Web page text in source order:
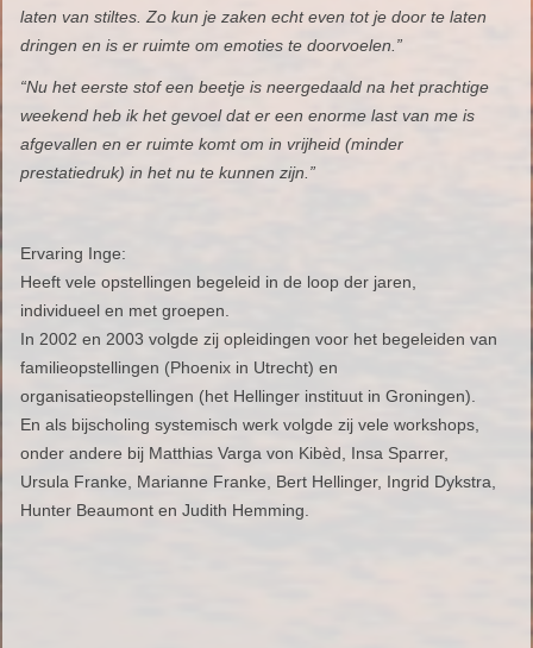
laten van stiltes. Zo kun je zaken echt even tot je door te laten
dringen en is er ruimte om emoties te doorvoelen.”
“Nu het eerste stof een beetje is neergedaald na het prachtige
weekend heb ik het gevoel dat er een enorme last van me is
afgevallen en er ruimte komt om in vrijheid (minder
prestatiedruk) in het nu te kunnen zijn.”
Ervaring Inge:
Heeft vele opstellingen begeleid in de loop der jaren,
individueel en met groepen.
In 2002 en 2003 volgde zij opleidingen voor het begeleiden van
familieopstellingen (Phoenix in Utrecht) en
organisatieopstellingen (het Hellinger instituut in Groningen).
En als bijscholing systemisch werk volgde zij vele workshops,
onder andere bij Matthias Varga von Kibèd, Insa Sparrer,
Ursula Franke, Marianne Franke, Bert Hellinger, Ingrid Dykstra,
Hunter Beaumont en Judith Hemming.